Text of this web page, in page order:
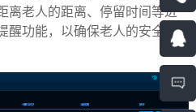
离老人的距离、停留时间等进
醒功能，以确保老人的安全和